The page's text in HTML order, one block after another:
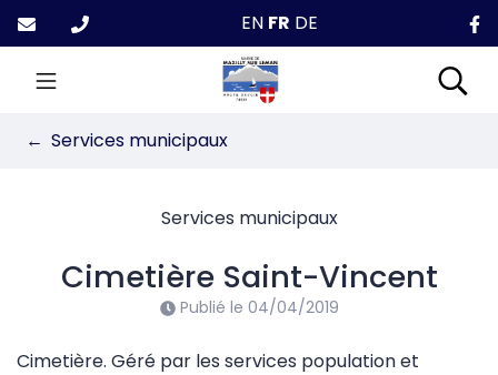
Aller
au
contenu
EN FR DE
Maxilly-sur-Léman
Services municipaux
Services municipaux
Cimetière Saint-Vincent
Publié le 04/04/2019
Cimetière. Géré par les services population et